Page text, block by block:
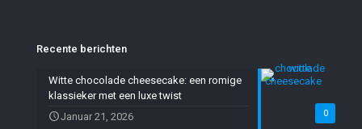
Recente berichten
0
Witte chocolade cheesecake: een romige
klassieker met een luxe twist
Januar 21, 2026